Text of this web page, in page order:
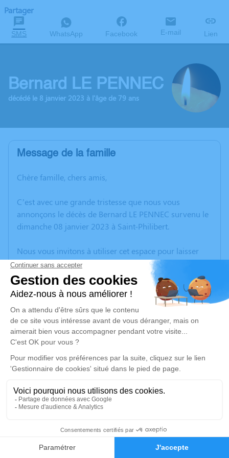
Faire-part Hommages
Partager
SMS WhatsApp Facebook E-mail Lien
Bernard LE PENNEC
décédé le 8 janvier 2023 à l'âge de 79 ans
Message de la famille
Chère famille, chers amis,
C’est avec une grande tristesse que nous vous
annonçons le décès de Bernard LE PENNEC survenu le
dimanche 08 janvier 2023 à Saint-Philibert.
Nous vous invitons à utiliser cet espace pour laisser
vos condoléances, partager des photos souvenirs, une
anecdote ou exprimer vos pensées à travers des
poèmes ou des textes. Cet endroit est un lieu
d'expression dédié à honorer la mémoire de Bernard
LE PENNEC.
Un service de plantation d’arbre hommage est
disponible ici.
Je rends hommage
Cérémonie religieuse
Église de Saint Philibert
56470 Saint Philibert